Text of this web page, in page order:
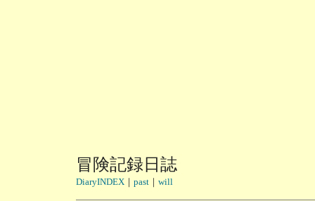
冒険記録日誌
DiaryINDEX｜ past｜ will